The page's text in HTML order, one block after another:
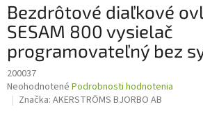
Bezdrôtové diaľkové
SESAM 800 vysielač
programovateľný bez
200037
Priemerné
hodnotenie
Neohodnotené Podrobnosti hodnotenia
Značka: AKERSTRÖMS BJORBO AB